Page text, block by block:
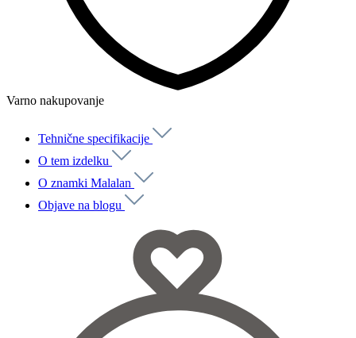
Varno nakupovanje
Tehnične specifikacije
O tem izdelku
O znamki Malalan
Objave na blogu